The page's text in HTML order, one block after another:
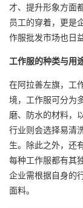
才、提升形象方面
员工的穿着，更是
作服批发市场也日
工作服的种类与用
在阿拉善左旗，工
境，工作服可分为
磨、防水的材料，
行业则会选择易清
生。除此之外，还
每种工作服都有其
企业需根据自身的
面料。